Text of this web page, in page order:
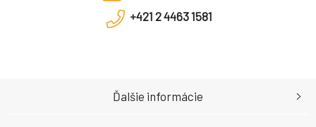
+421 2 4463 1581
Ďalšie informácie